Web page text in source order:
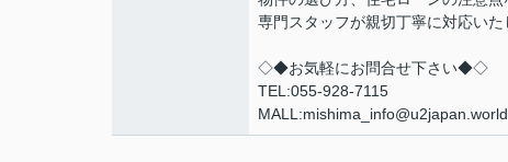
専門スタッフが親切丁寧に対応いた
◇◆お気軽にお問合せ下さい◆◇
TEL:055-928-7115
MALL:mishima_info@u2japan.world